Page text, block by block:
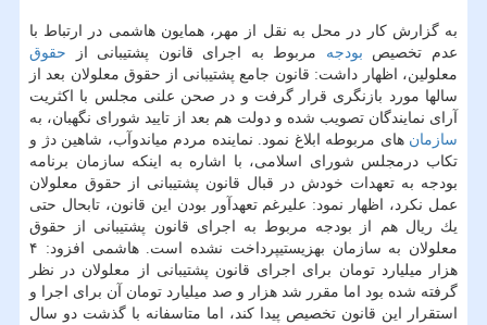
به گزارش كار در محل به نقل از مهر، همایون هاشمی در ارتباط با
عدم تخصیص بودجه مربوط به اجرای قانون پشتیبانی از حقوق
معلولین، اظهار داشت: قانون جامع پشتیبانی از حقوق معلولان بعد از
سالها مورد بازنگری قرار گرفت و در صحن علنی مجلس با اكثریت
آرای نمایندگان تصویب شده و دولت هم بعد از تایید شورای نگهبان، به
سازمان های مربوطه ابلاغ نمود. نماینده مردم میاندوآب، شاهین دژ و
تكاب درمجلس شورای اسلامی، با اشاره به اینكه سازمان برنامه
بودجه به تعهدات خودش در قبال قانون پشتیبانی از حقوق معلولان
عمل نكرد، اظهار نمود: علیرغم تعهدآور بودن این قانون، تابحال حتی
یك ریال هم از بودجه مربوط به اجرای قانون پشتیبانی از حقوق
معلولان به سازمان بهزیستیپرداخت نشده است. هاشمی افزود: ۴
هزار میلیارد تومان برای اجرای قانون پشتیبانی از معلولان در نظر
گرفته شده بود اما مقرر شد هزار و صد میلیارد تومان آن برای اجرا و
استقرار این قانون تخصیص پیدا كند، اما متاسفانه با گذشت دو سال